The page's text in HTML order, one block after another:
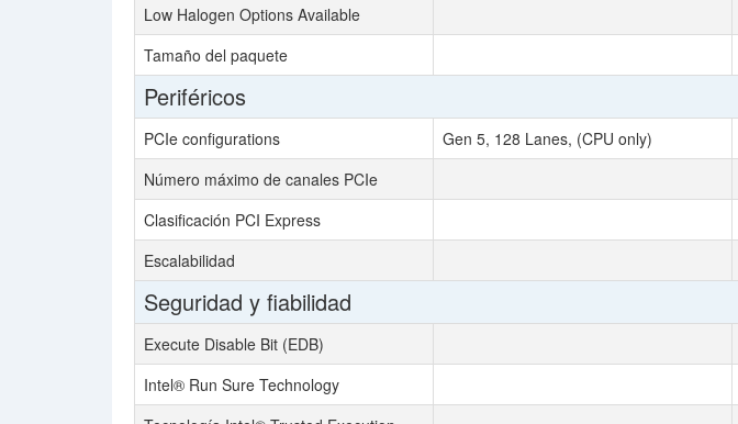
Low Halogen Options Available
Tamaño del paquete
Periféricos
PCIe configurations
Gen 5, 128 Lanes, (CPU only)
Número máximo de canales PCIe
Clasificación PCI Express
Escalabilidad
Seguridad y fiabilidad
Execute Disable Bit (EDB)
Intel® Run Sure Technology